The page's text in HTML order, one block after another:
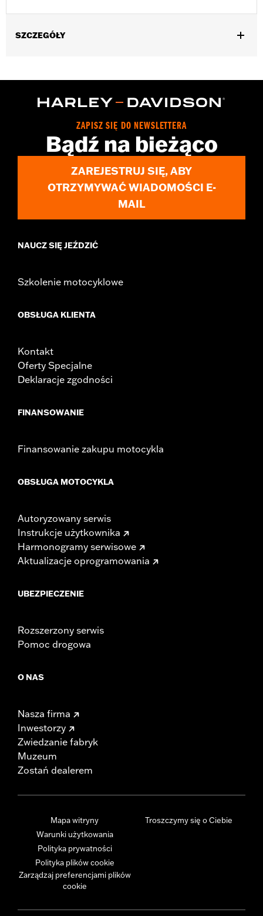
SZCZEGÓŁY
Functional Features:Removable Liner,Includes Rechargable
WARRANTY:2 year limited warranty – Go towww.h-
for full details
Imported
ZAPISZ SIĘ DO NEWSLETTERA
Bądź na bieżąco
ZAREJESTRUJ SIĘ, ABY
OTRZYMYWAĆ WIADOMOŚCI E-
MAIL
NAUCZ SIĘ JEŹDZIĆ
Szkolenie motocyklowe
OBSŁUGA KLIENTA
Kontakt
Oferty Specjalne
Deklaracje zgodności
FINANSOWANIE
Finansowanie zakupu motocykla
OBSŁUGA MOTOCYKLA
Autoryzowany serwis
Instrukcje użytkownika
Harmonogramy serwisowe
Aktualizacje oprogramowania
UBEZPIECZENIE
Rozszerzony serwis
Pomoc drogowa
O NAS
Nasza firma
Inwestorzy
Zwiedzanie fabryk
Muzeum
Zostań dealerem
Mapa witryny
Warunki użytkowania
Polityka prywatności
Polityka plików cookie
Zarządzaj preferencjami plików
cookie
Troszczymy się o Ciebie